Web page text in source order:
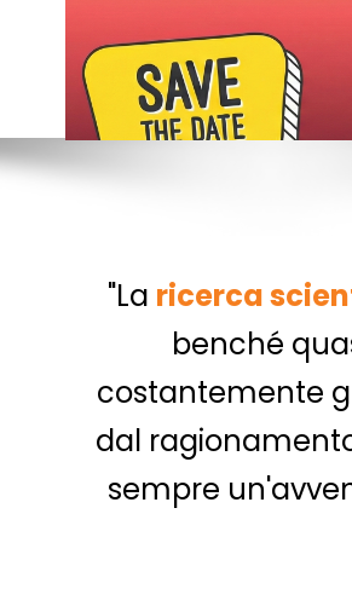
"La ricerca
benché
costantemente
dal
sempre